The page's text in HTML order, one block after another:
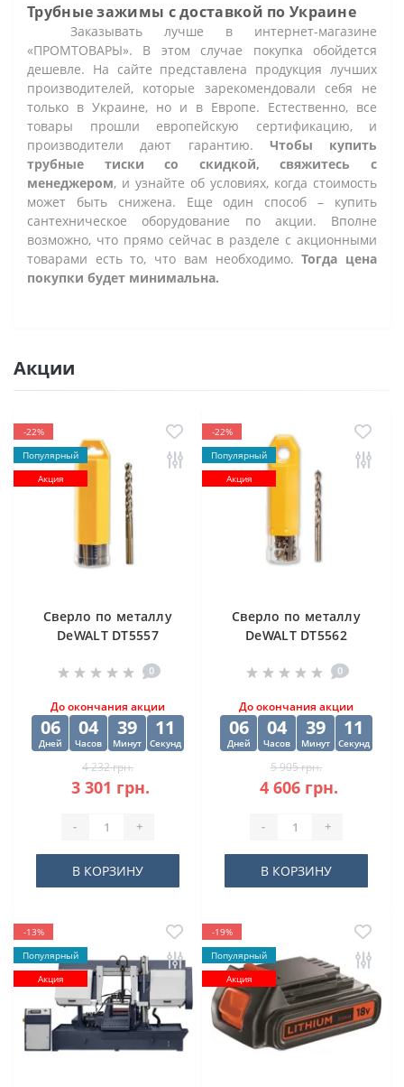
Трубные зажимы с доставкой по Украине
Заказывать лучше в интернет-магазине
«ПРОМТОВАРЫ». В этом случае покупка обойдется
дешевле. На сайте представлена продукция лучших
производителей, которые зарекомендовали себя не
только в Украине, но и в Европе. Естественно, все
товары прошли европейскую сертификацию, и
производители дают гарантию. Чтобы купить
трубные тиски со скидкой, свяжитесь с
менеджером, и узнайте об условиях, когда стоимость
может быть снижена. Еще один способ – купить
сантехническое оборудование по акции. Вполне
возможно, что прямо сейчас в разделе с акционными
товарами есть то, что вам необходимо.Тогда цена
покупки будет минимальна.
Акции
-22%
Популярный
Акция
Cверлo по металлу
DeWALT DT5557
10х84х133 мм
0
До окончания акции
06
Дней
04
Часов
39
Минут
11
Секунд
4 232 грн.
3 301 грн.
- +
В КОРЗИНУ
-22%
Популярный
Акция
Cверлo по металлу
DeWALT DT5562
(10 шт) 12.5х98х151
0
До окончания акции
06
Дней
04
Часов
39
Минут
11
Секунд
5 905 грн.
4 606 грн.
- +
В КОРЗИНУ
-13%
Популярный
Акция
-19%
Популярный
Акция